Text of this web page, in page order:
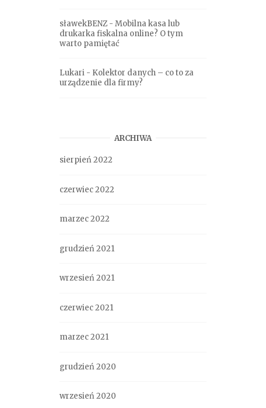
sławekBENZ - Mobilna kasa lub
drukarka fiskalna online? O tym
warto pamiętać
Lukari - Kolektor danych – co to za
urządzenie dla firmy?
ARCHIWA
sierpień 2022
czerwiec 2022
marzec 2022
grudzień 2021
wrzesień 2021
czerwiec 2021
marzec 2021
grudzień 2020
wrzesień 2020